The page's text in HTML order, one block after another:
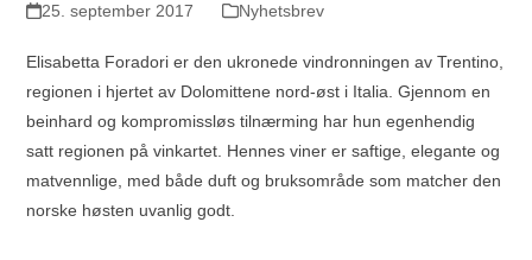
25. september 2017 Nyhetsbrev
Elisabetta Foradori er den ukronede vindronningen av Trentino,
regionen i hjertet av Dolomittene nord-øst i Italia. Gjennom en
beinhard og kompromissløs tilnærming har hun egenhendig
satt regionen på vinkartet. Hennes viner er saftige, elegante og
matvennlige, med både duft og bruksområde som matcher den
norske høsten uvanlig godt.